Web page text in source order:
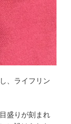
、ライフリン
盛りが刻まれ